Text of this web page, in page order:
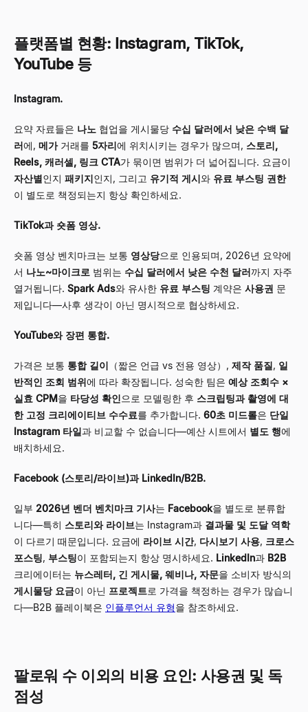
플랫폼별 현황: Instagram, TikTok,
YouTube 등
Instagram.
요약 자료들은 나노 협업을 게시물당 수십 달러에서 낮은 수백 달
러에, 메가거래를 5자리에 위치시키는 경우가 많으며, 스토리,
Reels, 캐러셀, 링크 CTA가 묶이면 범위가 더 넓어집니다. 요금이
자산별인지 패키지인지, 그리고 유기적 게시와 유료 부스팅 권한
이 별도로 책정되는지 항상 확인하세요.
TikTok과 숏폼 영상.
숏폼 영상 벤치마크는 보통 영상당으로 인용되며, 2026년 요약에
서 나노~마이크로 범위는 수십 달러에서 낮은 수천 달러까지 자주
열거됩니다. Spark Ads와 유사한 유료 부스팅 계약은 사용권 문
제입니다—사후 생각이 아닌 명시적으로 협상하세요.
YouTube와 장편 통합.
가격은 보통 통합 길이 （짧은 언급 vs 전용 영상）, 제작 품질, 일
반적인 조회 범위에 따라 확장됩니다. 성숙한 팀은 예상 조회수 ×
실효 CPM을 타당성 확인으로 모델링한 후 스크립팅과 촬영에 대
한 고정 크리에이티브 수수료를 추가합니다. 60초 미드롤은 단일
Instagram 타일과 비교할 수 없습니다—예산 시트에서 별도 행에
배치하세요.
Facebook (스토리/라이브)과 LinkedIn/B2B.
일부 2026년 벤더 벤치마크 기사는 Facebook을 별도로 분류합
니다—특히 스토리와 라이브는 Instagram과 결과물 및 도달 역학
이 다르기 때문입니다. 요금에 라이브 시간, 다시보기 사용, 크로스
포스팅, 부스팅이 포함되는지 항상 명시하세요. LinkedIn과 B2B
크리에이터는 뉴스레터, 긴 게시물, 웨비나, 자문을 소비자 방식의
게시물당 요금이 아닌 프로젝트로 가격을 책정하는 경우가 많습니
다—B2B 플레이북은 인플루언서 유형을 참조하세요.
팔로워 수 이외의 비용 요인: 사용권 및 독
점성